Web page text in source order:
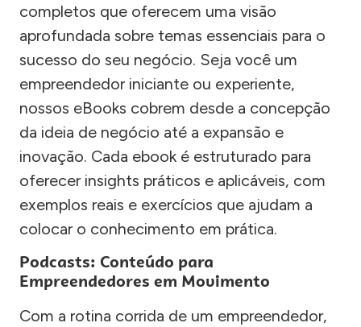
completos que oferecem uma visão
aprofundada sobre temas essenciais para o
sucesso do seu negócio. Seja você um
empreendedor iniciante ou experiente,
nossos eBooks cobrem desde a concepção
da ideia de negócio até a expansão e
inovação. Cada ebook é estruturado para
oferecer insights práticos e aplicáveis, com
exemplos reais e exercícios que ajudam a
colocar o conhecimento em prática.
Podcasts: Conteúdo para
Empreendedores em Movimento
Com a rotina corrida de um empreendedor,